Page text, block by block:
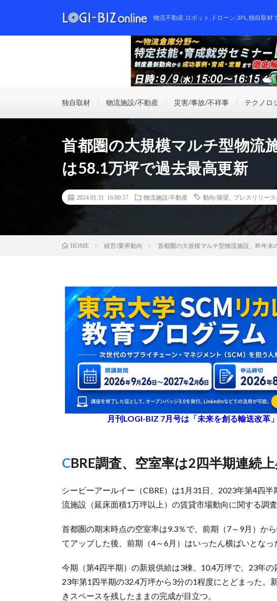
物流不動産,ロボット,ドローン,3PL,独自取材
独自取材 物流施設/不動産 災害/事故/不祥事 テクノロ
首都圏の大規模マルチ型物流
は58.1万坪で過去最高更新
2024.01.31 16:00:57 物流施設/不動産 動向/展望 プレスリリー
HOME 経営/業界動向 首都圏の大規模マルチ型物流施設、昨年
月刊LOGI-BIZ 7月号は「未来を創る輸送改革
CBRE調査、空室率は2四半期連続
シービーアールイー（CBRE）は1月31日、2023年第4四
流施設（延床面積1万坪以上）の賃貸市場動向に関する調査
首都圏の期末時点の空室率は9.3％で、前期（7～9月）か
てアップした後、前期（4～6月）はいったん横ばいとなっ
今期（第4四半期）の新規供給は3棟、10.4万坪で、23年
23年第1四半期の32.4万坪から3分の1程度にとどまった。
きスペースを残したままの完成が目立つ。